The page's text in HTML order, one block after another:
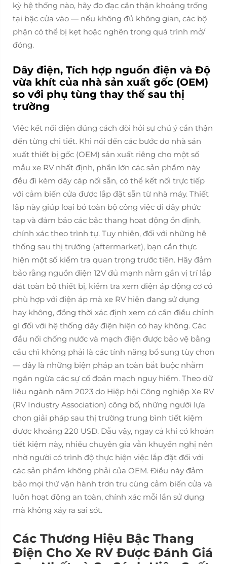
kỳ hệ thống nào, hãy đo đạc cẩn thận khoảng trống
tại bậc cửa vào — nếu không đủ không gian, các bộ
phận có thể bị kẹt hoặc nghẽn trong quá trình mở/
đóng.
Dây điện, Tích hợp nguồn điện và Độ
vừa khít của nhà sản xuất gốc (OEM)
so với phụ tùng thay thế sau thị
trường
Việc kết nối điện đúng cách đòi hỏi sự chú ý cẩn thận
đến từng chi tiết. Khi nói đến các bước do nhà sản
xuất thiết bị gốc (OEM) sản xuất riêng cho một số
mẫu xe RV nhất định, phần lớn các sản phẩm này
đều đi kèm dây cáp nối sẵn, có thể kết nối trực tiếp
với cảm biến cửa được lắp đặt sẵn từ nhà máy. Thiết
lập này giúp loại bỏ toàn bộ công việc đi dây phức
tạp và đảm bảo các bậc thang hoạt động ổn định,
chính xác theo trình tự. Tuy nhiên, đối với những hệ
thống sau thị trường (aftermarket), bạn cần thực
hiện một số kiểm tra quan trọng trước tiên. Hãy đảm
bảo rằng nguồn điện 12V đủ mạnh nằm gần vị trí lắp
đặt toàn bộ thiết bị, kiểm tra xem điện áp động cơ có
phù hợp với điện áp mà xe RV hiện đang sử dụng
hay không, đồng thời xác định xem có cần điều chỉnh
gì đối với hệ thống dây điện hiện có hay không. Các
đầu nối chống nước và mạch điện được bảo vệ bằng
cầu chì không phải là các tính năng bổ sung tùy chọn
— đây là những biện pháp an toàn bắt buộc nhằm
ngăn ngừa các sự cố đoản mạch nguy hiểm. Theo dữ
liệu ngành năm 2023 do Hiệp hội Công nghiệp Xe RV
(RV Industry Association) công bố, những người lựa
chọn giải pháp sau thị trường trung bình tiết kiệm
được khoảng 220 USD. Dẫu vậy, ngay cả khi có khoản
tiết kiệm này, nhiều chuyên gia vẫn khuyến nghị nên
nhờ người có trình độ thực hiện việc lắp đặt đối với
các sản phẩm không phải của OEM. Điều này đảm
bảo mọi thứ vận hành trơn tru cùng cảm biến cửa và
luôn hoạt động an toàn, chính xác mỗi lần sử dụng
mà không xảy ra sai sót.
Các Thương Hiệu Bậc Thang
Điện Cho Xe RV Được Đánh Giá